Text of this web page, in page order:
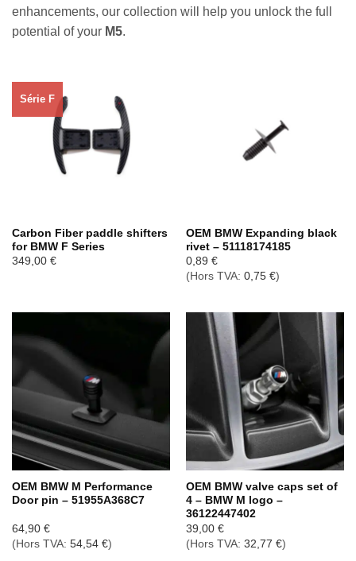
enhancements, our collection will help you unlock the full
potential of your M5.
Série F
Carbon Fiber paddle shifters
for BMW F Series
349,00 €
OEM BMW Expanding black
rivet – 51118174185
0,89 €
(Hors TVA: 0,75 €)
OEM BMW M Performance
Door pin – 51955A368C7
64,90 €
(Hors TVA: 54,54 €)
OEM BMW valve caps set of
4 – BMW M logo –
36122447402
39,00 €
(Hors TVA: 32,77 €)